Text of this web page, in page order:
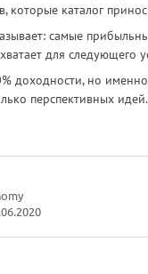
которые каталог
самые
для следующего
доходности, но
перспективных идей.